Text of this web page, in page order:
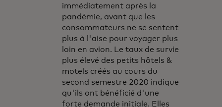
immédiatement après la
pandémie, avant que les
consommateurs ne se sentent
plus à l'aise pour voyager plus
loin en avion. Le taux de survie
plus élevé des petits hôtels &
motels créés au cours du
second semestre 2020 indique
qu'ils ont bénéficié d'une
forte demande initiale. Elles